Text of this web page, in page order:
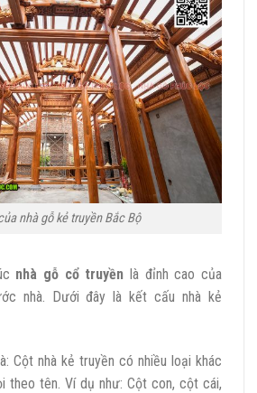
nhà gỗ kẻ truyền Bắc Bộ
nhà gỗ cổ truyềnlà đỉnh cao của
nhà. Dưới đây là kết cấu nhà kẻ
Cột nhà kẻ truyền có nhiều loại khác
theo tên. Ví dụ như: Cột con, cột cái,